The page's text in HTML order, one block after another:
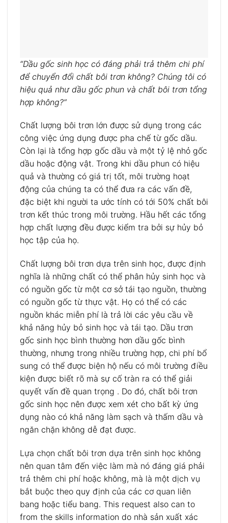
“Dầu gốc sinh học có đáng phải trả thêm chi phí
để chuyển đổi chất bôi trơn không? Chúng tôi có
hiệu quả như dầu gốc phun và chất bôi trơn tổng
hợp không?”
Chất lượng bôi trơn lớn được sử dụng trong các
công việc ứng dụng được pha chế từ gốc dầu.
Còn lại là tổng hợp gốc dầu và một tỷ lệ nhỏ gốc
dầu hoặc động vật. Trong khi dầu phun có hiệu
quả và thường có giá trị tốt, môi trường hoạt
động của chúng ta có thể đưa ra các vấn đề,
đặc biệt khi người ta ước tính có tới 50% chất bôi
trơn kết thúc trong môi trường. Hầu hết các tổng
hợp chất lượng đều được kiểm tra bởi sự hủy bỏ
học tập của họ.
Chất lượng bôi trơn dựa trên sinh học, được định
nghĩa là những chất có thể phân hủy sinh học và
có nguồn gốc từ một cơ sở tái tạo nguồn, thường
có nguồn gốc từ thực vật. Họ có thể có các
nguồn khác miễn phí là trả lời các yêu cầu về
khả năng hủy bỏ sinh học và tái tạo. Dầu trơn
gốc sinh học bình thường hơn dầu gốc bình
thường, nhưng trong nhiều trường hợp, chi phí bổ
sung có thể được biện hộ nếu có môi trường điều
kiện được biết rõ mà sự cố tràn ra có thể giải
quyết vấn đề quan trọng . Do đó, chất bôi trơn
gốc sinh học nên được xem xét cho bất kỳ ứng
dụng nào có khả năng làm sạch và thấm dầu và
ngăn chặn không dễ đạt được.
Lựa chọn chất bôi trơn dựa trên sinh học không
nên quan tâm đến việc làm mà nó đáng giá phải
trả thêm chi phí hoặc không, mà là một dịch vụ
bắt buộc theo quy định của các cơ quan liên
bang hoặc tiểu bang. This request also can to
from the skills information do nhà sản xuất xác